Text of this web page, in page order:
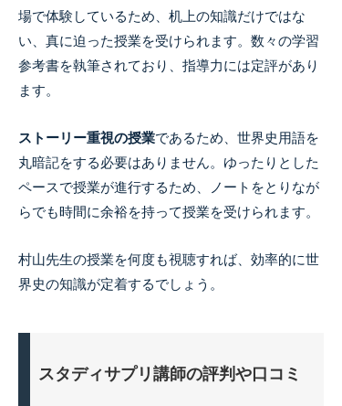
場で体験しているため、机上の知識だけではな
い、真に迫った授業を受けられます。数々の学習
参考書を執筆されており、指導力には定評があり
ます。
ストーリー重視の授業であるため、世界史用語を
丸暗記をする必要はありません。 ゆったりとした
ペースで授業が進行するため、ノートをとりなが
らでも時間に余裕を持って授業を受けられます。
村山先生の授業を何度も視聴すれば、効率的に世
界史の知識が定着するでしょう。
スタディサプリ講師の評判や口コミ